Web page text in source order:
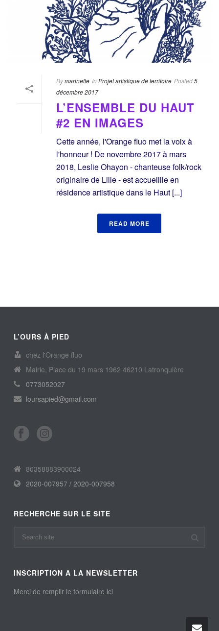
Bymarinette In Projet artistique de territoire Posted5
décembre 2017
L’ENSEMBLE DU HAUT
#2 EN IMAGES
Cette année, l'Orange fluo met la voix à
l'honneur ! De novembre 2017 à mars
2018, Leslie Ohayon - chanteuse folk/rock
originaire de Lille - est accueillie en
résidence artistique dans le Haut [...]
READ MORE
L’OURS À PIED
chez l'Orange fluo
Mairie, Place du 19 mars 1962 46210 Latronquière
0773052027
loursapied@gmail.com
80358883900024
2020-007957 / 2020-007958
RECHERCHE SUR LE SITE
INSCRIPTION A LA NEWSLETTER
Merci de remplir le formulaire ici